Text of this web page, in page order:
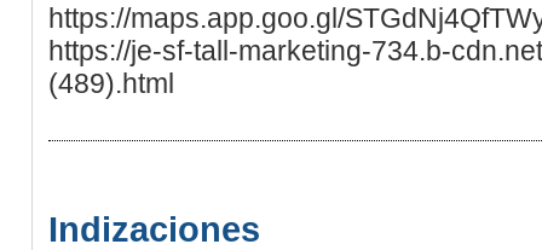
https://maps.app.goo.gl/
https://je-sf-tall-marketing-734.b-
(489).html
Indizaciones